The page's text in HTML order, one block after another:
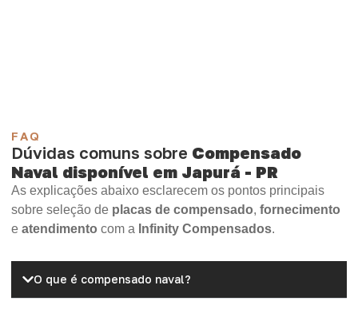
FAQ
Dúvidas comuns sobre Compensado
Naval disponível em Japurá - PR
As explicações abaixo esclarecem os pontos principais
sobre seleção de placas de compensado, fornecimento
e atendimento com a Infinity Compensados.
O que é compensado naval?